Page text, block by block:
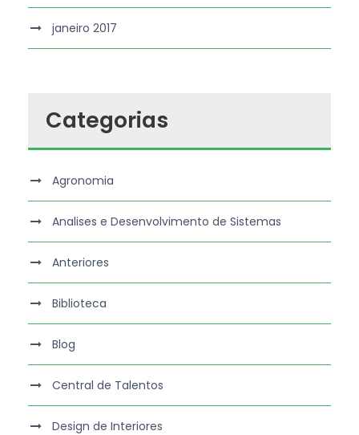
janeiro 2017
Categorias
Agronomia
Analises e Desenvolvimento de Sistemas
Anteriores
Biblioteca
Blog
Central de Talentos
Design de Interiores